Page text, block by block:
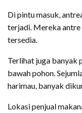
Di pintu masuk,
terjadi. Mereka
tersedia.
Terlihat juga banyak
bawah pohon.
harimau, banyak
Lokasi penjual